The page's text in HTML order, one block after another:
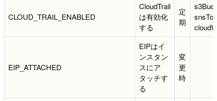
CLOUD_TRAIL_ENABLED
CloudTrail
は有効化
する
定
期
EIP_ATTACHED
EIPはイ
ンスタン
スにア
タッチす
る
変
更
時